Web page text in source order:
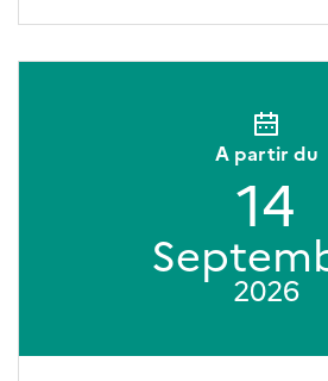
A partir du
14
2026